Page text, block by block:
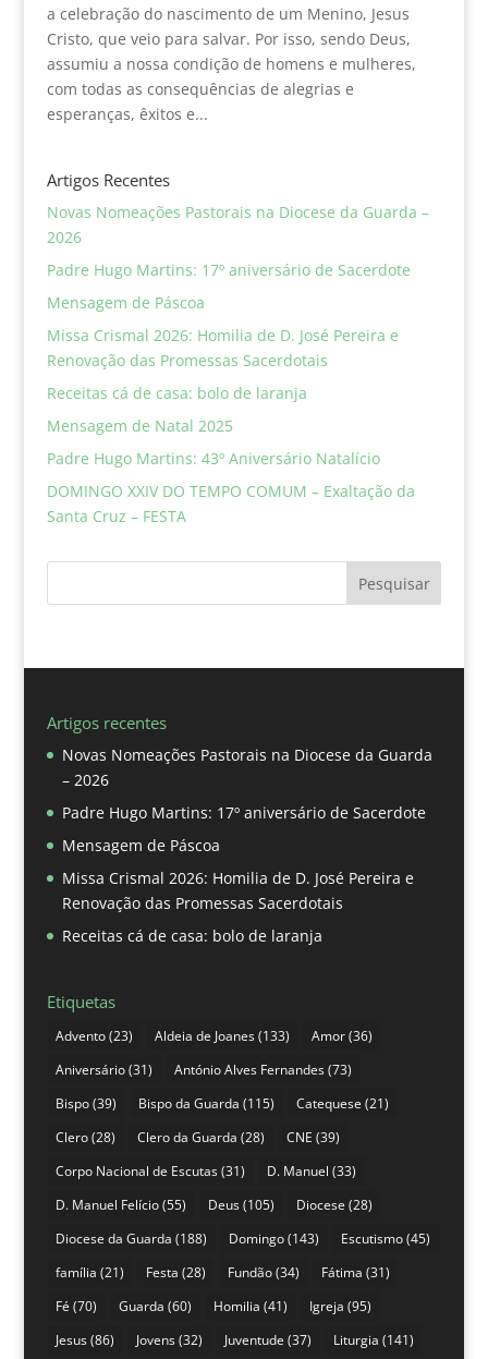
a celebração do nascimento de um Menino, Jesus
Cristo, que veio para salvar. Por isso, sendo Deus,
assumiu a nossa condição de homens e mulheres,
com todas as consequências de alegrias e
esperanças, êxitos e...
Artigos Recentes
Novas Nomeações Pastorais na Diocese da Guarda –
2026
Padre Hugo Martins: 17º aniversário de Sacerdote
Mensagem de Páscoa
Missa Crismal 2026: Homilia de D. José Pereira e
Renovação das Promessas Sacerdotais
Receitas cá de casa: bolo de laranja
Mensagem de Natal 2025
Padre Hugo Martins: 43º Aniversário Natalício
DOMINGO XXIV DO TEMPO COMUM – Exaltação da
Santa Cruz – FESTA
Pesquisar
Artigos recentes
Novas Nomeações Pastorais na Diocese da Guarda
– 2026
Padre Hugo Martins: 17º aniversário de Sacerdote
Mensagem de Páscoa
Missa Crismal 2026: Homilia de D. José Pereira e
Renovação das Promessas Sacerdotais
Receitas cá de casa: bolo de laranja
Etiquetas
Advento(23) Aldeia de Joanes(133) Amor(36)
Aniversário(31) António Alves Fernandes(73)
Bispo(39) Bispo da Guarda (115) Catequese (21)
Clero(28) Clero da Guarda (28) CNE (39)
Corpo Nacional de Escutas(31) D. Manuel (33)
D. Manuel Felício(55) Deus(105) Diocese (28)
Diocese da Guarda (188) Domingo(143) Escutismo(45)
família (21) Festa (28) Fundão(34) Fátima (31)
Fé (70) Guarda (60) Homilia (41) Igreja (95)
Jesus(86) Jovens(32) Juventude (37) Liturgia (141)